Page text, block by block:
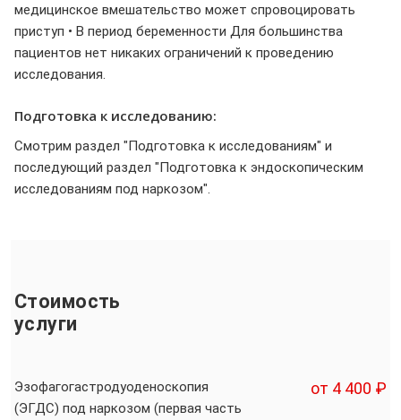
медицинское вмешательство может спровоцировать
приступ • В период беременности Для большинства
пациентов нет никаких ограничений к проведению
исследования.
Подготовка к исследованию:
Смотрим раздел "Подготовка к исследованиям" и
последующий раздел "Подготовка к эндоскопическим
исследованиям под наркозом".
Стоимость
услуги
Эзофагогастродуоденоскопия
(ЭГДС) под наркозом (первая часть
от 4 400 ₽